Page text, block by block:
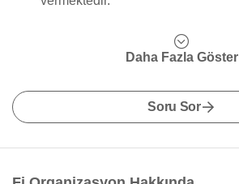
Daha Fazla Göster
Soru Sor